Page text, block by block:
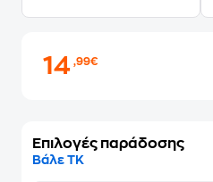
14,99€
Επιλογές παράδοσης
Βάλε ΤΚ